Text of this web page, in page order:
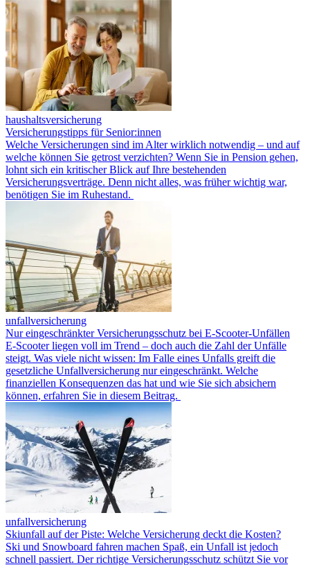
haushaltsversicherung
Versicherungstipps für Senior:innen
Welche Versicherungen sind im Alter wirklich notwendig – und auf
welche können Sie getrost verzichten? Wenn Sie in Pension gehen,
lohnt sich ein kritischer Blick auf Ihre bestehenden
Versicherungsverträge. Denn nicht alles, was früher wichtig war,
benötigen Sie im Ruhestand.
unfallversicherung
Nur eingeschränkter Versicherungsschutz bei E-Scooter-Unfällen
E-Scooter liegen voll im Trend – doch auch die Zahl der Unfälle
steigt. Was viele nicht wissen: Im Falle eines Unfalls greift die
gesetzliche Unfallversicherung nur eingeschränkt. Welche
finanziellen Konsequenzen das hat und wie Sie sich absichern
können, erfahren Sie in diesem Beitrag.
unfallversicherung
Skiunfall auf der Piste: Welche Versicherung deckt die Kosten?
Ski und Snowboard fahren machen Spaß, ein Unfall ist jedoch
schnell passiert. Der richtige Versicherungsschutz schützt Sie vor